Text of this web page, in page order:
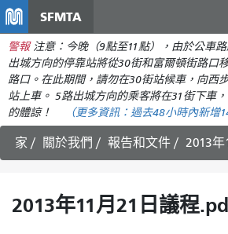
主
要
內
容
SFMTA
警報 注意：今晚（9點至11點），由於公車
出城方向的停靠站將從30街和富爾頓街路口
路口。在此期間，請勿在30街站候車，向西
站上車。 5路出城方向的乘客將在31街下車
的體諒！
（更多資訊： 過去48小時內新增
家 關於我們 報告和文件 2013
2013年11月21日議程